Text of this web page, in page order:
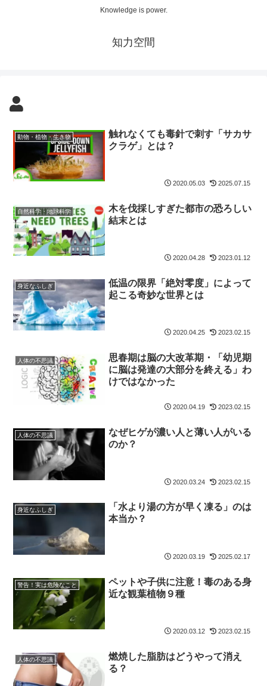
Knowledge is power.
知力空間
動物・植物・生き物
触れなくても毒針で刺す「サカサ
クラゲ」とは？
2020.05.03 2025.07.15
自然科学・地球科学
木を伐採しすぎた都市の恐ろしい
結末とは
2020.04.28 2023.01.12
身近なふしぎ
低温の限界「絶対零度」によって
起こる奇妙な世界とは
2020.04.25 2023.02.15
人体の不思議
思春期は脳の大改革期・「幼児期
に脳は発達の大部分を終える」わ
けではなかった
2020.04.19 2023.02.15
人体の不思議
なぜヒゲが濃い人と薄い人がいる
のか？
2020.03.24 2023.02.15
身近なふしぎ
「水より湯の方が早く凍る」のは
本当か？
2020.03.19 2025.02.17
警告！実は危険なこと
ペットや子供に注意！毒のある身
近な観葉植物９種
2020.03.12 2023.02.15
人体の不思議
燃焼した脂肪はどうやって消え
る？